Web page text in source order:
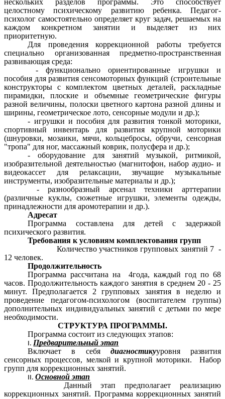
нескольких разделов программы. Это способствует
целостному психическому развитию ребенка. Педагог-
психолог самостоятельно определяет круг задач, решаемых на
каждом конкретном занятии и выделяет из них
приоритетную.
Для проведения коррекционной работы требуется
специально организованная предметно-пространственная
развивающая среда:
- функционально ориентированные игрушки и
пособия для развития сенсомоторных функций (строительные
конструкторы с комплектом цветных деталей, раскладные
пирамидки, плоские и объемные геометрические фигуры
разной величины, полоски цветного картона разной длины и
ширины, геометрическое лото, сенсорные модули и др.);
- игрушки и пособия для развития тонкой моторики,
спортивный инвентарь для развития крупной моторики
(шнуровки, мозаики, мячи, кольцебросы, обручи, сенсорная
"тропа" для ног, массажный коврик, полусфера и др.);
- оборудование для занятий музыкой, ритмикой,
изобразительной деятельностью (магнитофон, набор аудио- и
видеокассет для релаксации, звучащие музыкальные
инструменты, изобразительные материалы и др.);
- разнообразный арсенал техники арттерапии
(различные куклы, сюжетные игрушки, элементы одежды,
принадлежности для аромотерапии и др.).
Адресат
Программа составлена для детей с задержкой
психического развития.
Требования к условиям комплектования групп
Количество участников групповых занятий 7 -
12 человек.
Продолжительность
Программа рассчитана на 4года, каждый год по 68
часов. Продолжительность каждого занятия в среднем 20 - 25
минут. Предполагается 2 групповых занятия в неделю и
проведение педагогом-психологом (воспитателем группы)
дополнительных индивидуальных занятий с детьми по мере
необходимости.
СТРУКТУРА ПРОГРАММЫ.
Программа состоит из следующих этапов:
Предварительный этап
Включает в себя диагностикууровня развития
сенсорных процессов, мелкой и крупной моторики. Набор
групп для коррекционных занятий.
Основной этап
Данный этап предполагает реализацию
коррекционных занятий. Программа коррекционных занятий